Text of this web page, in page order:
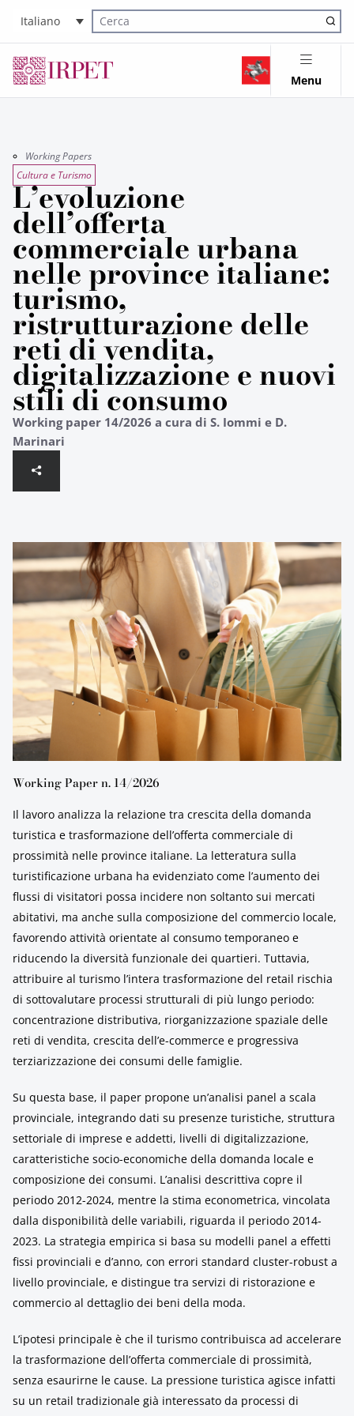
Italiano
Cerca nel sito
Menu
Working Papers
Cultura e Turismo
L’evoluzione
dell’offerta
commerciale urbana
nelle province italiane:
turismo,
ristrutturazione delle
reti di vendita,
digitalizzazione e nuovi
stili di consumo
Working paper 14/2026 a cura di S. Iommi e D.
Marinari
Working Paper n. 14/2026
Il lavoro analizza la relazione tra crescita della domanda
turistica e trasformazione dell’offerta commerciale di
prossimità nelle province italiane. La letteratura sulla
turistificazione urbana ha evidenziato come l’aumento dei
flussi di visitatori possa incidere non soltanto sui mercati
abitativi, ma anche sulla composizione del commercio locale,
favorendo attività orientate al consumo temporaneo e
riducendo la diversità funzionale dei quartieri. Tuttavia,
attribuire al turismo l’intera trasformazione del retail rischia
di sottovalutare processi strutturali di più lungo periodo:
concentrazione distributiva, riorganizzazione spaziale delle
reti di vendita, crescita dell’e-commerce e progressiva
terziarizzazione dei consumi delle famiglie.
Su questa base, il paper propone un’analisi panel a scala
provinciale, integrando dati su presenze turistiche, struttura
settoriale di imprese e addetti, livelli di digitalizzazione,
caratteristiche socio-economiche della domanda locale e
composizione dei consumi. L’analisi descrittiva copre il
periodo 2012-2024, mentre la stima econometrica, vincolata
dalla disponibilità delle variabili, riguarda il periodo 2014-
2023. La strategia empirica si basa su modelli panel a effetti
fissi provinciali e d’anno, con errori standard cluster-robust a
livello provinciale, e distingue tra servizi di ristorazione e
commercio al dettaglio dei beni della moda.
L’ipotesi principale è che il turismo contribuisca ad accelerare
la trasformazione dell’offerta commerciale di prossimità,
senza esaurirne le cause. La pressione turistica agisce infatti
su un retail tradizionale già interessato da processi di